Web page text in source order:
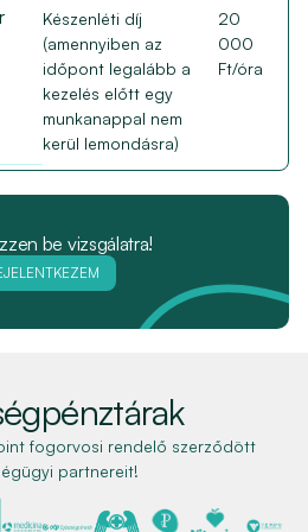
Készenléti díj
(amennyiben az
időpont legalább a
kezelés előtt egy
munkanappal nem
kerül lemondásra)
20
000
Ft/óra
be vizsgálatra!
fogorvosi rendelő szerződött
partnereit!